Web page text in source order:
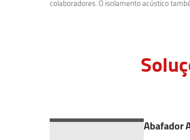
colaboradores. O isolamento acústico
Abafador